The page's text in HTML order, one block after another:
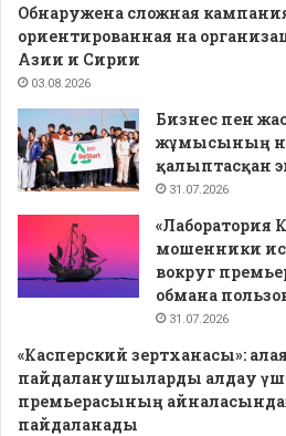
Обнаружена сложная
ориентированная на
Азии и Сирии
03.08.2026
Бизнес пен
жұмысының
қалыптасқан
31.07.2026
«Лаборатория
мошенники
вокруг
обмана
31.07.2026
«Касперский зертханасы»:
пайдаланушыларды алдау
премьерасының
пайдаланады